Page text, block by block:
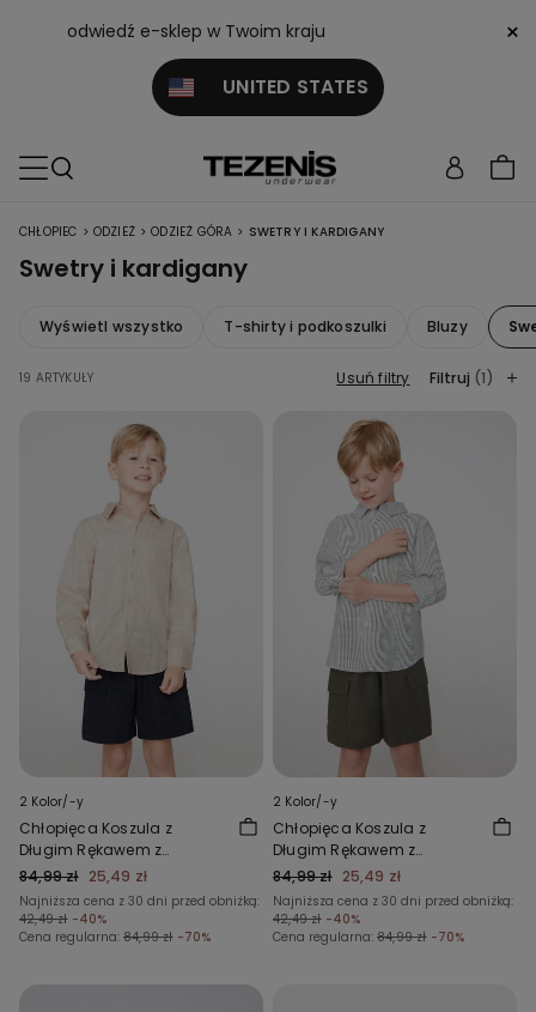
odwiedź e-sklep w Twoim kraju
UNITED STATES
×
CHŁOPIEC > ODZIEŻ > ODZIEŻ GÓRA > SWETRY I KARDIGANY
Swetry i kardigany
Wyświetl wszystko T-shirty i podkoszulki Bluzy
19 ARTYKUŁY Usuń filtry Filtruj (1)
2 Kolor/-y
Chłopięca Koszula z
Długim Rękawem z
Bawełnianej Tkaniny
Płóciennej Imitującej Len
84,99 zł 25,49 zł
Najniższa cena z 30 dni przed obniżką:
42,49 zł -40%
Cena regularna: 84,99 zł -70%
2 Kolor/-y
Chłopięca Koszula z
Długim Rękawem z
Bawełnianej Tkaniny
Płóciennej Imitującej Len
84,99 zł 25,49 zł
Najniższa cena z 30 dni przed obniżką:
42,49 zł -40%
Cena regularna: 84,99 zł -70%